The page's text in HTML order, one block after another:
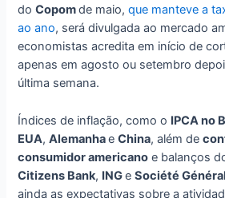
doCopomde maio,que manteve a
ao ano, será divulgada ao mercado
economistas acredita em início de
apenas em agosto ou setembro
última semana.
Índices de inflação, como o IPCA no
EUA,AlemanhaeChina, além de
consumidor americano e balanços
Citizens Bank, INGeSociété
ainda as expectativas sobre a